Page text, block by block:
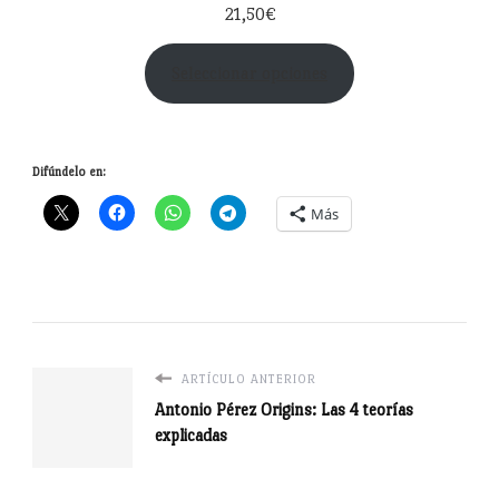
21,50€
Difúndelo en:
Más
ARTÍCULO ANTERIOR
Antonio Pérez Origins: Las 4 teorías
explicadas